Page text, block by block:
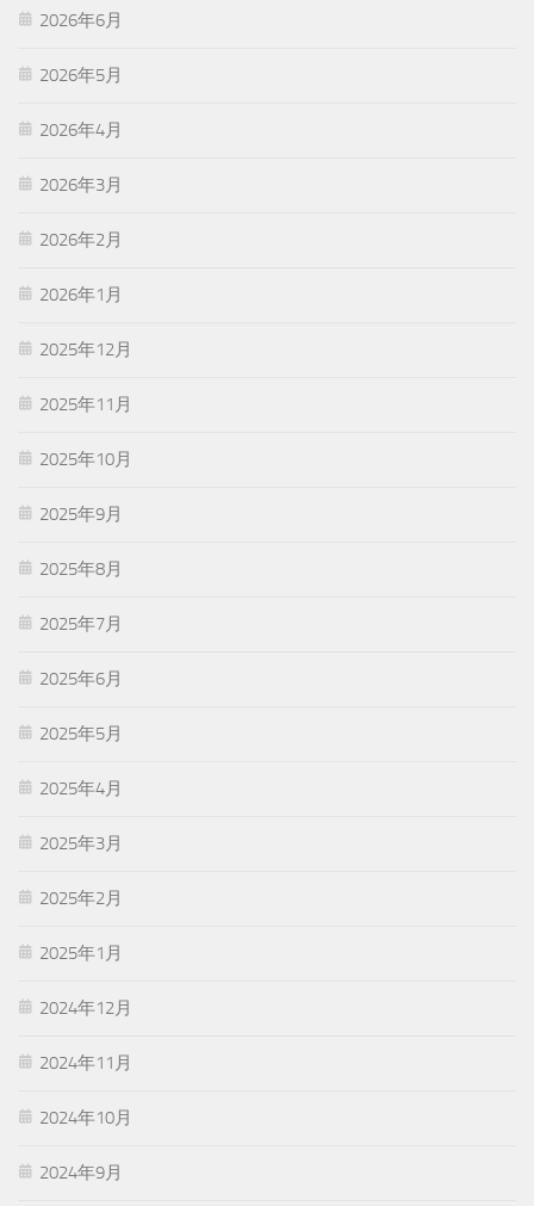
2026年6月
2026年5月
2026年4月
2026年3月
2026年2月
2026年1月
2025年12月
2025年11月
2025年10月
2025年9月
2025年8月
2025年7月
2025年6月
2025年5月
2025年4月
2025年3月
2025年2月
2025年1月
2024年12月
2024年11月
2024年10月
2024年9月